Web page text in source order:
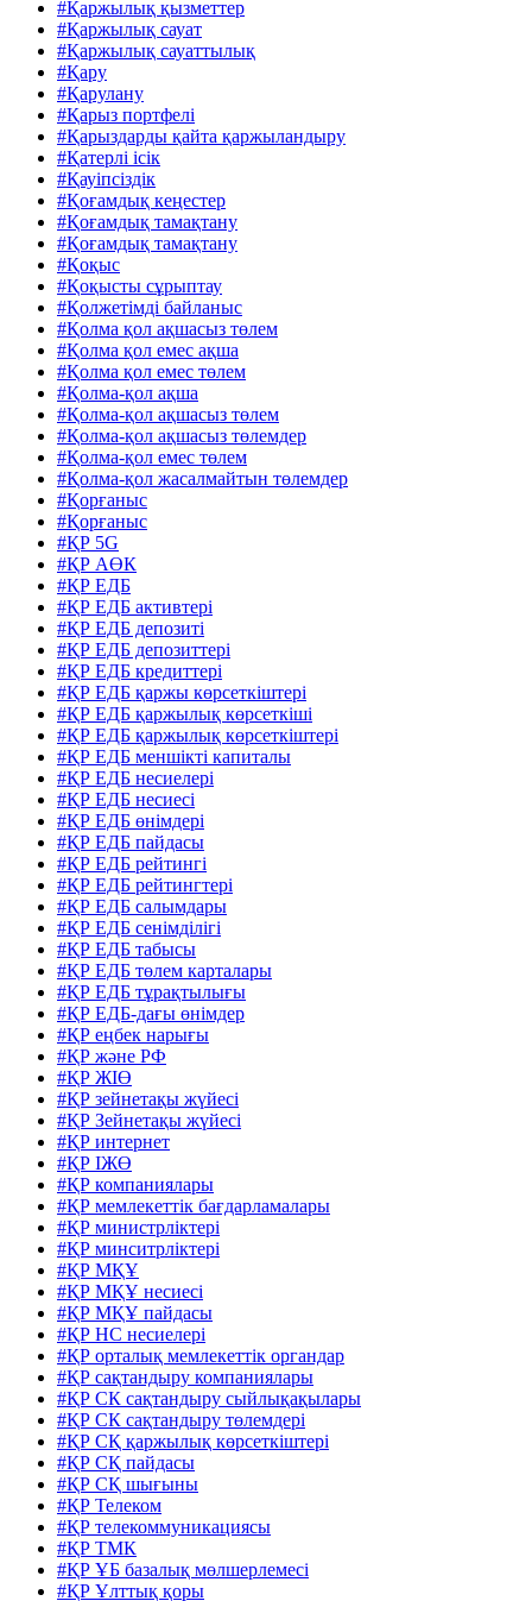
#Қаржылық қызметтер
#Қаржылық сауат
#Қаржылық сауаттылық
#Қару
#Қарулану
#Қарыз портфелі
#Қарыздарды қайта қаржыландыру
#Қатерлі ісік
#Қауіпсіздік
#Қоғамдық кеңестер
#Қоғамдық тамақтану
#Қоғамдық тамақтану
#Қоқыс
#Қоқысты сұрыптау
#Қолжетімді байланыс
#Қолма қол ақшасыз төлем
#Қолма қол емес ақша
#Қолма қол емес төлем
#Қолма-қол ақша
#Қолма-қол ақшасыз төлем
#Қолма-қол ақшасыз төлемдер
#Қолма-қол емес төлем
#Қолма-қол жасалмайтын төлемдер
#Қорғаныс
#Қорғаныс
#ҚР 5G
#ҚР АӨК
#ҚР ЕДБ
#ҚР ЕДБ активтері
#ҚР ЕДБ депозиті
#ҚР ЕДБ депозиттері
#ҚР ЕДБ кредиттері
#ҚР ЕДБ қаржы көрсеткіштері
#ҚР ЕДБ қаржылық көрсеткіші
#ҚР ЕДБ қаржылық көрсеткіштері
#ҚР ЕДБ меншікті капиталы
#ҚР ЕДБ несиелері
#ҚР ЕДБ несиесі
#ҚР ЕДБ өнімдері
#ҚР ЕДБ пайдасы
#ҚР ЕДБ рейтингі
#ҚР ЕДБ рейтингтері
#ҚР ЕДБ салымдары
#ҚР ЕДБ сенімділігі
#ҚР ЕДБ табысы
#ҚР ЕДБ төлем карталары
#ҚР ЕДБ тұрақтылығы
#ҚР ЕДБ-дағы өнімдер
#ҚР еңбек нарығы
#ҚР және РФ
#ҚР ЖІӨ
#ҚР зейнетақы жүйесі
#ҚР Зейнетақы жүйесі
#ҚР интернет
#ҚР ІЖӨ
#ҚР компаниялары
#ҚР мемлекеттік бағдарламалары
#ҚР министрліктері
#ҚР минситрліктері
#ҚР МҚҰ
#ҚР МҚҰ несиесі
#ҚР МҚҰ пайдасы
#ҚР НС несиелері
#ҚР орталық мемлекеттік органдар
#ҚР сақтандыру компаниялары
#ҚР СК сақтандыру сыйлықақылары
#ҚР СК сақтандыру төлемдері
#ҚР СҚ қаржылық көрсеткіштері
#ҚР СҚ пайдасы
#ҚР СҚ шығыны
#ҚР Телеком
#ҚР телекоммуникациясы
#ҚР ТМК
#ҚР ҰБ базалық мөлшерлемесі
#ҚР Ұлттық қоры